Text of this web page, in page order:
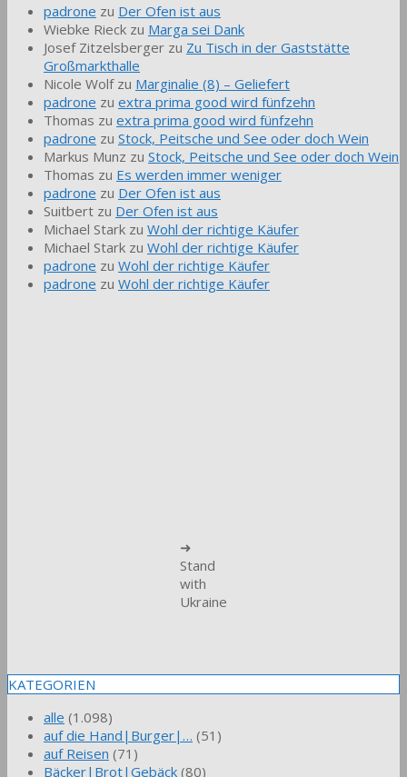
padrone zu Der Ofen ist aus
Wiebke Rieck zu Marga sei Dank
Josef Zitzelsberger zu Zu Tisch in der Gaststätte
Großmarkthalle
Nicole Wolfzu Marginalie (8) – Geliefert
padrone zu extra prima good wird fünfzehn
Thomas zu extra prima good wird fünfzehn
padrone zu Stock, Peitsche und See oder doch Wein
Markus Munz zu Stock, Peitsche und See oder doch Wein
Thomas zu Es werden immer weniger
padrone zu Der Ofen ist aus
Suitbert zu Der Ofen ist aus
Michael Stark zu Wohl der richtige Käufer
Michael Stark zu Wohl der richtige Käufer
padrone zu Wohl der richtige Käufer
padrone zu Wohl der richtige Käufer
➜
Stand
with
Ukraine
KATEGORIEN
alle (1.098)
auf die Hand|Burger|… (51)
auf Reisen (71)
Bäcker|Brot|Gebäck (80)